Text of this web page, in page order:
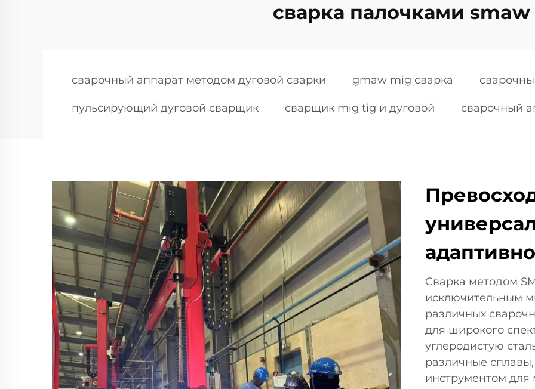
сварка палочками smaw
сварочный аппарат методом дуговой сварки gmaw mig сварка
пульсирующий дуговой сварщик сварщик mig tig и дуговой сварочный
Сварка методом
исключительным
различных
для широкого
углеродистую
различные
инструментом